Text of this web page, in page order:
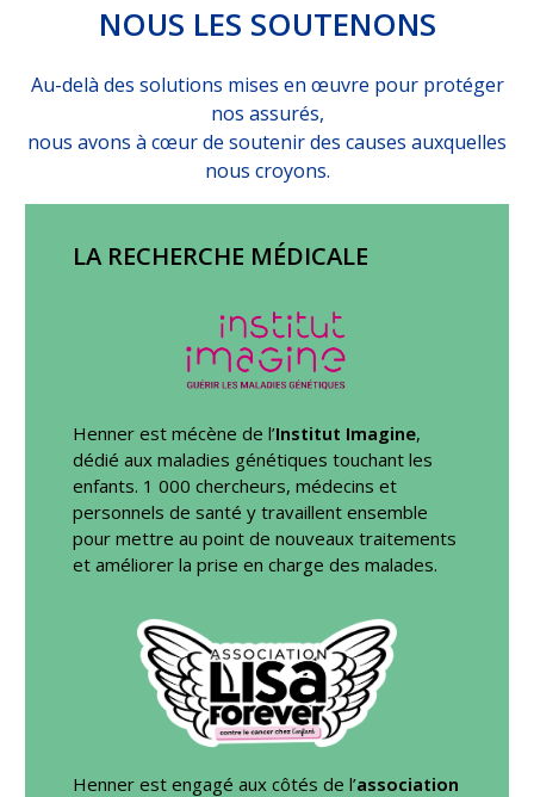
NOUS LES SOUTENONS
Au-delà des solutions mises en œuvre pour protéger
nos assurés,
nous avons à cœur de soutenir des causes auxquelles
nous croyons.
LA RECHERCHE MÉDICALE
Henner est mécène de l’Institut Imagine,
dédié aux maladies génétiques touchant les
enfants. 1 000 chercheurs, médecins et
personnels de santé y travaillent ensemble
pour mettre au point de nouveaux traitements
et améliorer la prise en charge des malades.
Henner est engagé aux côtés de l’association